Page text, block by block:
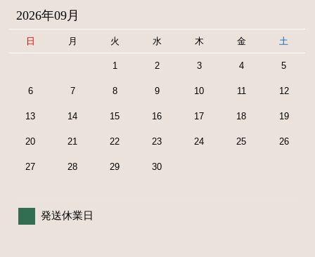
2026年09月
日 月 火 水 木 金 土
1 2 3 4 5
6 7 8 9 10 11 12
13 14 15 16 17 18 19
20 21 22 23 24 25 26
27 28 29 30
発送休業日